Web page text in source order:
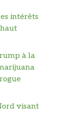
intérêts
à la
visant